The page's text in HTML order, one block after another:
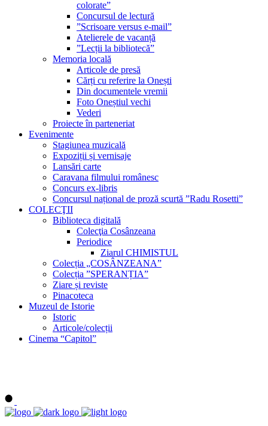
colorate”
Concursul de lectură
”Scrisoare versus e-mail”
Atelierele de vacanță
”Lecții la bibliotecă”
Memoria locală
Articole de presă
Cărți cu referire la Onești
Din documentele vremii
Foto Oneștiul vechi
Vederi
Proiecte în parteneriat
Evenimente
Stagiunea muzicală
Expoziții și vernisaje
Lansări carte
Caravana filmului românesc
Concurs ex-libris
Concursul național de proză scurtă ”Radu Rosetti”
COLECŢII
Biblioteca digitală
Colecţia Cosânzeana
Periodice
Ziarul CHIMISTUL
Colecția „COSÂNZEANA”
Colecția ”SPERANȚIA”
Ziare și reviste
Pinacoteca
Muzeul de Istorie
Istoric
Articole/colecții
Cinema “Capitol”